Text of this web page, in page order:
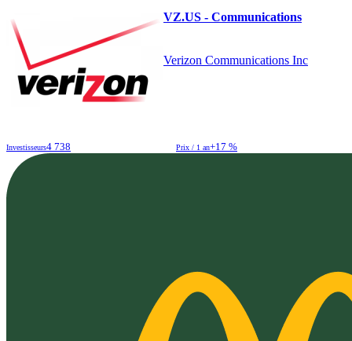
VZ.US - Communications
Verizon Communications Inc
Investisseurs4 738 Prix / 1 an+17 %